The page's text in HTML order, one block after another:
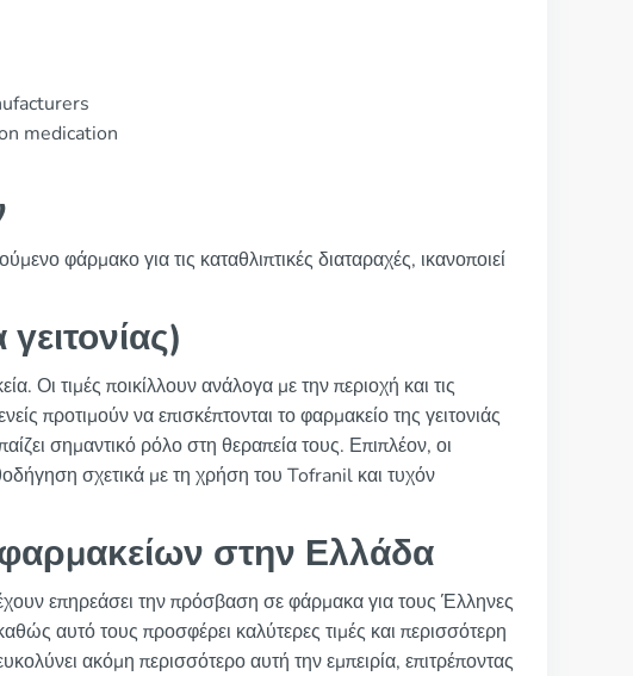
medication
φάρμακο για τις καταθλιπτικές διαταραχές, ικανοποιεί
Οι τιμές ποικίλλουν ανάλογα με την περιοχή και τις
προτιμούν να επισκέπτονται το φαρμακείο της γειτονιάς
σημαντικό ρόλο στη θεραπεία τους. Επιπλέον, οι
σχετικά με τη χρήση του Tofranil και τυχόν
στην Ελλάδα
επηρεάσει την πρόσβαση σε φάρμακα για τους Έλληνες
αυτό τους προσφέρει καλύτερες τιμές και περισσότερη
ακόμη περισσότερο αυτή την εμπειρία, επιτρέποντας